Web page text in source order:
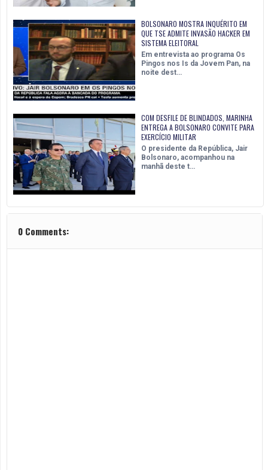
BOLSONARO MOSTRA INQUÉRITO EM
QUE TSE ADMITE INVASÃO HACKER EM
SISTEMA ELEITORAL
Em entrevista ao programa Os
Pingos nos Is da Jovem Pan, na
noite dest…
COM DESFILE DE BLINDADOS, MARINHA
ENTREGA A BOLSONARO CONVITE PARA
EXERCÍCIO MILITAR
O presidente da República, Jair
Bolsonaro, acompanhou na
manhã deste t…
0 Comments: